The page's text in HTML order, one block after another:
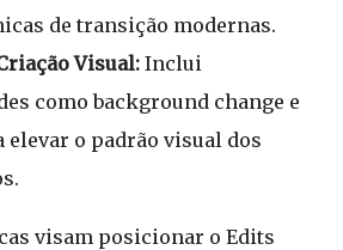
de transição modernas.
Visual: Inclui
como background change e
elevar o padrão visual dos
visam posicionar o Edits